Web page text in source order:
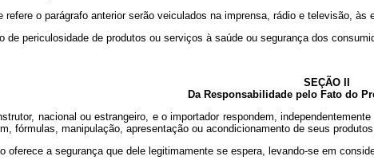
o parágrafo anterior serão veiculados na imprensa, rádio e televisão, às
periculosidade de produtos ou serviços à saúde ou segurança dos
SEÇÃO II
Da Responsabilidade pelo Fato do
nacional ou estrangeiro, e o importador respondem,
fórmulas, manipulação, apresentação ou acondicionamento de seus
a segurança que dele legitimamente se espera, levando-se em